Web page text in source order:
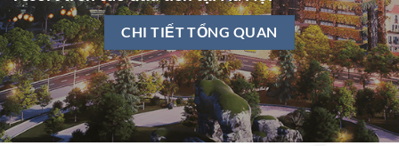
CHI TIẾT TỔNG QUAN